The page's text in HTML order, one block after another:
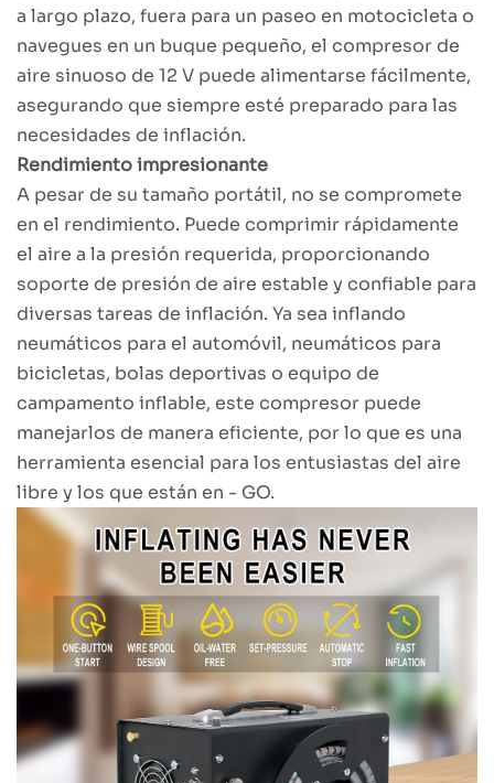
a largo plazo, fuera para un paseo en motocicleta o
navegues en un buque pequeño, el compresor de
aire sinuoso de 12 V puede alimentarse fácilmente,
asegurando que siempre esté preparado para las
necesidades de inflación.
Rendimiento impresionante
A pesar de su tamaño portátil, no se compromete
en el rendimiento. Puede comprimir rápidamente
el aire a la presión requerida, proporcionando
soporte de presión de aire estable y confiable para
diversas tareas de inflación. Ya sea inflando
neumáticos para el automóvil, neumáticos para
bicicletas, bolas deportivas o equipo de
campamento inflable, este compresor puede
manejarlos de manera eficiente, por lo que es una
herramienta esencial para los entusiastas del aire
libre y los que están en - GO.